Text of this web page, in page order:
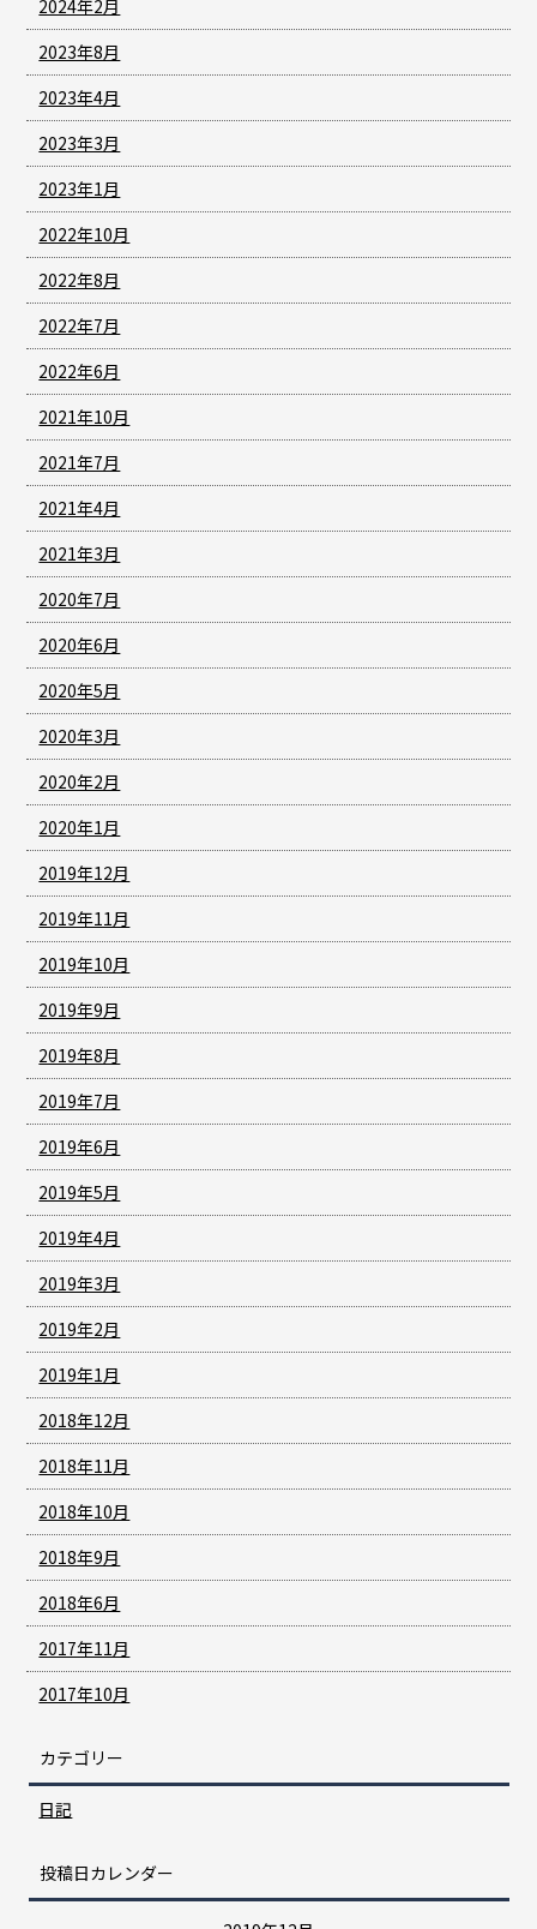
2024年2月
2023年8月
2023年4月
2023年3月
2023年1月
2022年10月
2022年8月
2022年7月
2022年6月
2021年10月
2021年7月
2021年4月
2021年3月
2020年7月
2020年6月
2020年5月
2020年3月
2020年2月
2020年1月
2019年12月
2019年11月
2019年10月
2019年9月
2019年8月
2019年7月
2019年6月
2019年5月
2019年4月
2019年3月
2019年2月
2019年1月
2018年12月
2018年11月
2018年10月
2018年9月
2018年6月
2017年11月
2017年10月
カテゴリー
日記
投稿日カレンダー